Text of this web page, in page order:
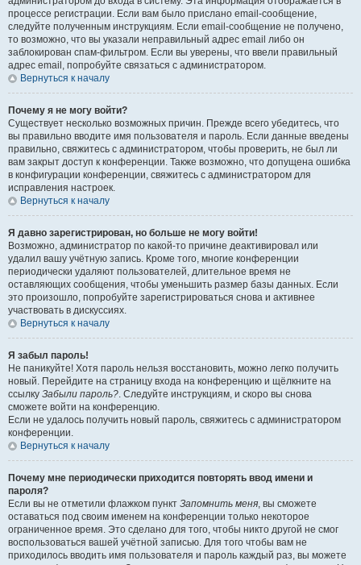
процессе регистрации. Если вам было прислано email-сообщение,
следуйте полученным инструкциям. Если email-сообщение не получено,
то возможно, что вы указали неправильный адрес email либо он
заблокирован спам-фильтром. Если вы уверены, что ввели правильный
адрес email, попробуйте связаться с администратором.
Вернуться к началу
Почему я не могу войти?
Существует несколько возможных причин. Прежде всего убедитесь, что
вы правильно вводите имя пользователя и пароль. Если данные введены
правильно, свяжитесь с администратором, чтобы проверить, не был ли
вам закрыт доступ к конференции. Также возможно, что допущена ошибка
в конфигурации конференции, свяжитесь с администратором для
исправления настроек.
Вернуться к началу
Я давно зарегистрирован, но больше не могу войти!
Возможно, администратор по какой-то причине деактивировал или
удалил вашу учётную запись. Кроме того, многие конференции
периодически удаляют пользователей, длительное время не
оставляющих сообщения, чтобы уменьшить размер базы данных. Если
это произошло, попробуйте зарегистрироваться снова и активнее
участвовать в дискуссиях.
Вернуться к началу
Я забыл пароль!
Не паникуйте! Хотя пароль нельзя восстановить, можно легко получить
новый. Перейдите на страницу входа на конференцию и щёлкните на
ссылку Забыли пароль?. Следуйте инструкциям, и скоро вы снова
сможете войти на конференцию.
Если не удалось получить новый пароль, свяжитесь с администратором
конференции.
Вернуться к началу
Почему мне периодически приходится повторять ввод имени и
пароля?
Если вы не отметили флажком пункт Запомнить меня, вы сможете
оставаться под своим именем на конференции только некоторое
ограниченное время. Это сделано для того, чтобы никто другой не смог
воспользоваться вашей учётной записью. Для того чтобы вам не
приходилось вводить имя пользователя и пароль каждый раз, вы можете